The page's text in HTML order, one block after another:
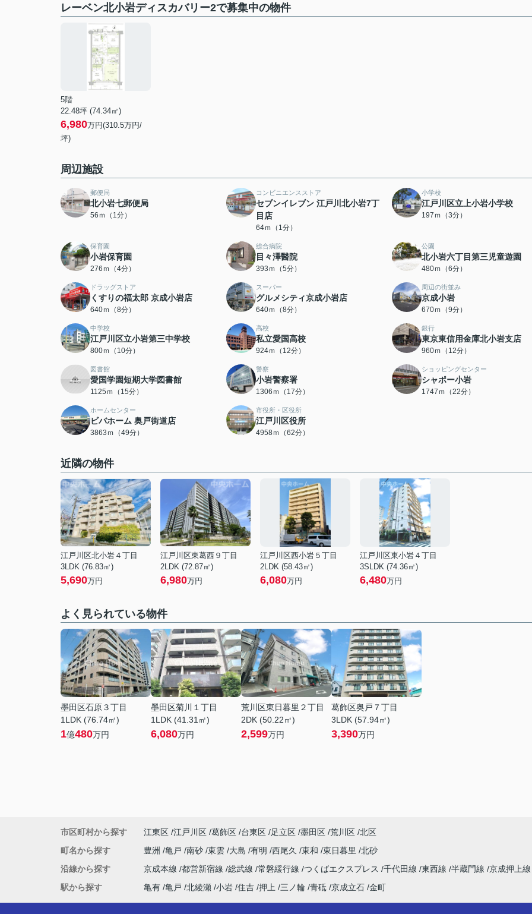
レーベン北小岩ディスカバリー2で募集中の物件
5階
22.48坪 (74.34㎡)
6,980万円(310.5万円/
坪)
周辺施設
郵便局
北小岩七郵便局
56ｍ（1分）
コンビニエンスストア
セブンイレブン 江戸川北小岩7丁
目店
64ｍ（1分）
小学校
江戸川区立上小岩小学校
197ｍ（3分）
保育園
小岩保育園
276ｍ（4分）
総合病院
目々澤醫院
393ｍ（5分）
公園
北小岩六丁目第三児童遊園
480ｍ（6分）
ドラッグストア
くすりの福太郎 京成小岩店
640ｍ（8分）
スーパー
グルメシティ京成小岩店
640ｍ（8分）
周辺の街並み
京成小岩
670ｍ（9分）
中学校
江戸川区立小岩第三中学校
800ｍ（10分）
高校
私立愛国高校
924ｍ（12分）
銀行
東京東信用金庫北小岩支店
960ｍ（12分）
図書館
愛国学園短期大学図書館
1125ｍ（15分）
警察
小岩警察署
1306ｍ（17分）
ショッピングセンター
シャポー小岩
1747ｍ（22分）
ホームセンター
ビバホーム 奥戸街道店
3863ｍ（49分）
市役所・区役所
江戸川区役所
4958ｍ（62分）
近隣の物件
江戸川区北小岩４丁目
3LDK (76.83㎡)
5,690万円
江戸川区東葛西９丁目
2LDK (72.87㎡)
6,980万円
江戸川区西小岩５丁目
2LDK (58.43㎡)
6,080万円
江戸川区東小岩４丁目
3SLDK (74.36㎡)
6,480万円
よく見られている物件
墨田区石原３丁目
1LDK (76.74㎡)
1億480万円
墨田区菊川１丁目
1LDK (41.31㎡)
6,080万円
荒川区東日暮里２丁目
2DK (50.22㎡)
2,599万円
葛飾区奥戸７丁目
3LDK (57.94㎡)
3,390万円
市区町村から探す 江東区 江戸川区 葛飾区 台東区 足立区 墨田区 荒川区 北区
町名から探す
豊洲 亀戸 南砂 東雲 大島 有明 西尾久 東和 東日暮里
北砂
沿線から探す
京成本線 都営新宿線 総武線 常磐緩行線 つくばエクスプレス 千代田線 東西線 半蔵門線 京成押上線
駅から探す
亀有 亀戸 北綾瀬 小岩 住吉 押上 三ノ輪 青砥 京成立石 金町